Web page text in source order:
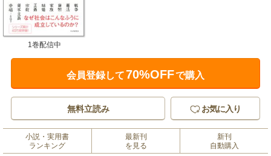
1巻配信中
会員登録して70%OFFで購入
無料立読み お気に入り
小説・実用書
ランキング
最新刊
を見る
新刊
自動購入